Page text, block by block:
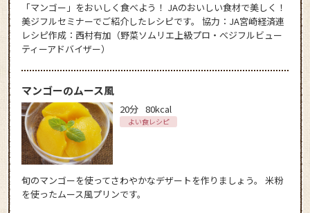
「マンゴー」をおいしく食べよう！ JAのおいしい食材で美しく！
美ジフルセミナーでご紹介したレシピです。 協力：JA宮崎経済連
レシピ作成：西村有加（野菜ソムリエ上級プロ・べジフルビュー
ティーアドバイザー）
マンゴーのムース風
20分 80kcal
よい食レシピ
旬のマンゴーを使ってさわやかなデザートを作りましょう。 米粉
を使ったムース風プリンです。